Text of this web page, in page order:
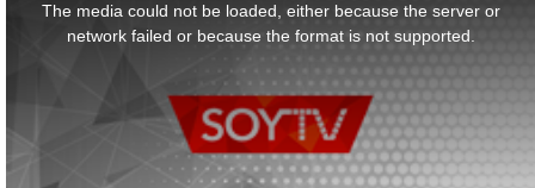
The media could not be loaded, either because the server or
network failed or because the format is not supported.